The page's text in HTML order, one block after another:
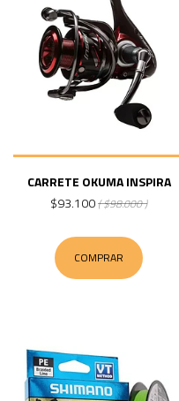
CARRETE OKUMA INSPIRA
$93.100( $98.000 )
COMPRAR